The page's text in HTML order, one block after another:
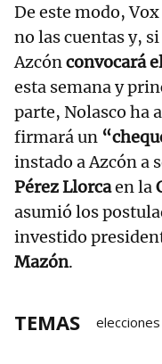
De este modo,
no las cuentas y,
Azcónconvocará
esta semana y
parte, Nolasco ha
firmará un
instado a Azcón a
Pérez Llorcaen la
asumió los
investido
Mazón.
TEMAS elecciones